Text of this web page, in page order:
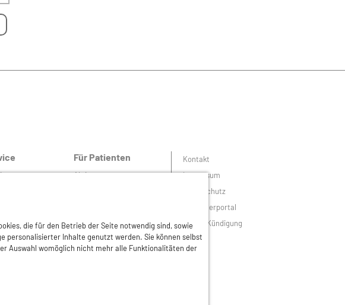
Für Patienten
Aktionen
Ratgeber
Patienten-Links
Kontakt
Impressum
Datenschutz
Mitgliederportal
Online-Kündigung
die für den Betrieb der Seite notwendig sind, sowie
personalisierter Inhalte genutzt werden. Sie können selbst
Auswahl womöglich nicht mehr alle Funktionalitäten der